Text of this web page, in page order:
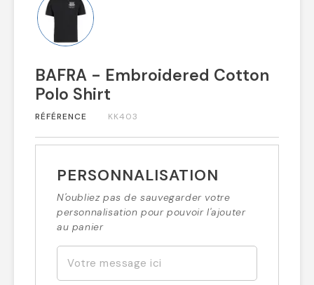
BAFRA - Embroidered Cotton
Polo Shirt
RÉFÉRENCE KK403
PERSONNALISATION
N'oubliez pas de sauvegarder votre
personnalisation pour pouvoir l'ajouter
au panier